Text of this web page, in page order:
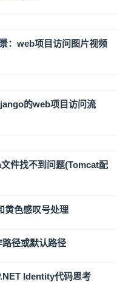
：web项目访问图片视频
的web项目访问流
件找不到问题(Tomcat配
黄色感叹号处理
径或默认路径
Identity代码思考